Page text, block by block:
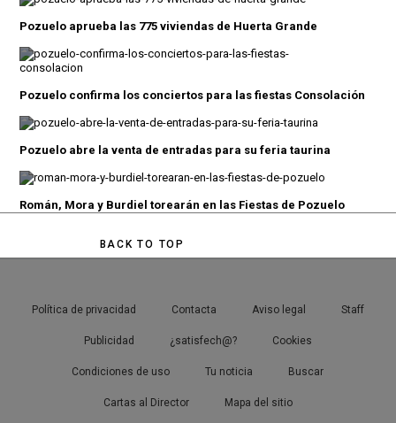
Pozuelo aprueba las 775 viviendas de Huerta Grande
Pozuelo confirma los conciertos para las fiestas Consolación
Pozuelo abre la venta de entradas para su feria taurina
Román, Mora y Burdiel torearán en las Fiestas de Pozuelo
BACK TO TOP
Política de privacidad Contacta Aviso legal Staff
Publicidad ¿satisfech@? Cookies
Condiciones de uso Tu noticia Buscar
Cartas al Director Mapa del sitio